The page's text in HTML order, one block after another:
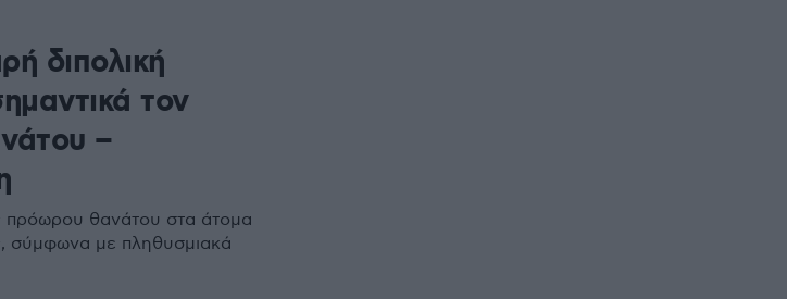
διπολική
τον
–
πρόωρου θανάτου στα άτομα
σύμφωνα με πληθυσμιακά